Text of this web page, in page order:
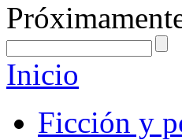
Inicio
Ficción y